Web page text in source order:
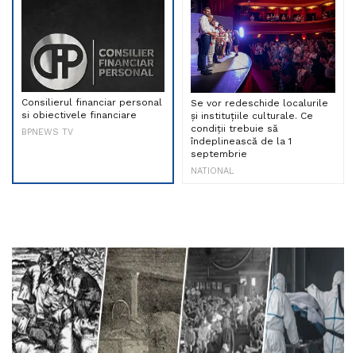
Consilierul financiar personal
si obiectivele financiare
BPNEWS TV
Se vor redeschide localurile
și instituțiile culturale. Ce
condiții trebuie să
îndeplinească de la 1
septembrie
NATIONAL